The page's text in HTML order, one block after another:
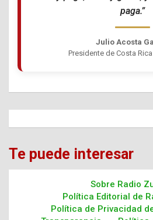
paga.”
Julio Acosta
Presidente de Costa
Te puede interesar
Sobre Radio
Política Editorial de
Política de Privacidad